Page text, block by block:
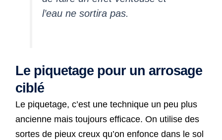
l’eau ne sortira pas.
Le piquetage pour un arrosage
ciblé
Le piquetage, c’est une technique un peu plus
ancienne mais toujours efficace. On utilise des
sortes de pieux creux qu’on enfonce dans le sol